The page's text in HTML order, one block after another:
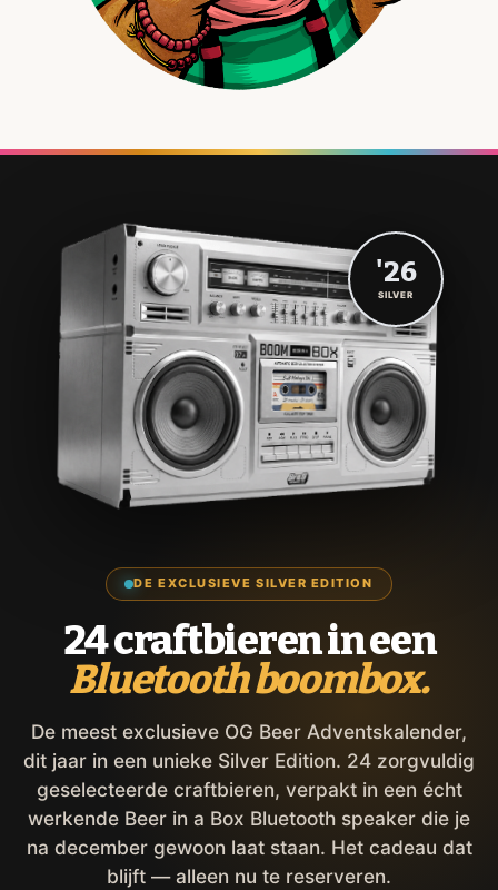
DE EXCLUSIEVE SILVER EDITION
24 craftbieren in een
Bluetooth boombox.
De meest exclusieve OG Beer Adventskalender,
dit jaar in een unieke Silver Edition. 24 zorgvuldig
geselecteerde craftbieren, verpakt in een écht
werkende Beer in a Box Bluetooth speaker die je
na december gewoon laat staan. Het cadeau dat
blijft — alleen nu te reserveren.
'26
SILVER